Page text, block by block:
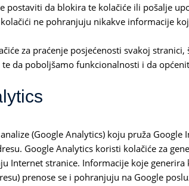
postaviti da blokira te kolačiće ili pošalje
ne pohranjuju nikakve informacije
za praćenje posjećenosti svakoj
da poboljšamo funkcionalnosti i da
(Google Analytics) koju pruža Google
Google Analytics koristi kolačiće za
Internet stranice. Informacije koje
prenose se i pohranjuju na Google